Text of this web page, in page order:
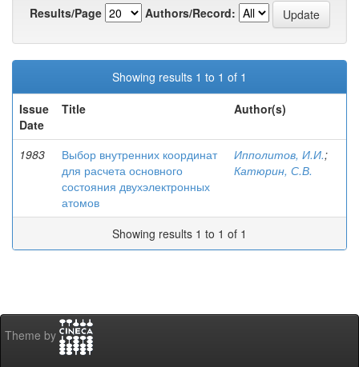
Results/Page
Authors/Record:
Showing results 1 to 1 of 1
Issue
Date
Title Author(s)
1983
Выбор внутренних координат
для расчета основного
состояния двухэлектронных
атомов
Ипполитов, И.И.;
Катюрин, С.В.
Showing results 1 to 1 of 1
Theme by